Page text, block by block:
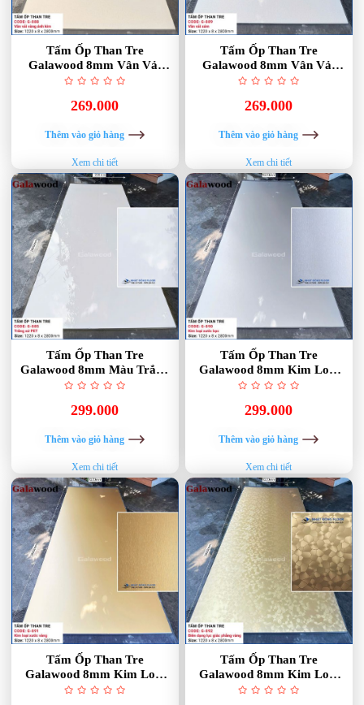
Tấm Ốp Than Tre
Galawood 8mm Vân Vải
Vàng Ánh Kim G-888
269.000
Thêm vào giỏ hàng
Xem chi tiết
Tấm Ốp Than Tre
Galawood 8mm Vân Vải
Xám G-889
269.000
Thêm vào giỏ hàng
Xem chi tiết
Tấm Ốp Than Tre
Galawood 8mm Màu Trắng
Phủ Pet G-885
299.000
Thêm vào giỏ hàng
Xem chi tiết
Tấm Ốp Than Tre
Galawood 8mm Kim Loại
Xước Bạc G-890
299.000
Thêm vào giỏ hàng
Xem chi tiết
Tấm Ốp Than Tre
Galawood 8mm Kim Loại
Xước Vàng G-891
Tấm Ốp Than Tre
Galawood 8mm Kim Loại
Lục Giác Phẳng Vàng G-892